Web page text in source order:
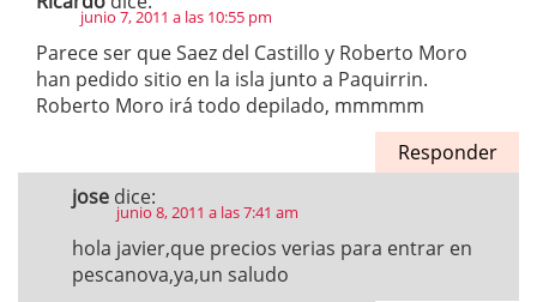
junio 7, 2011 a las 10:55 pm
Parece ser que Saez del Castillo y Roberto Moro
han pedido sitio en la isla junto a Paquirrin.
Roberto Moro irá todo depilado, mmmmm
Responder
jose dice:
junio 8, 2011 a las 7:41 am
hola javier,que precios verias para entrar en
pescanova,ya,un saludo